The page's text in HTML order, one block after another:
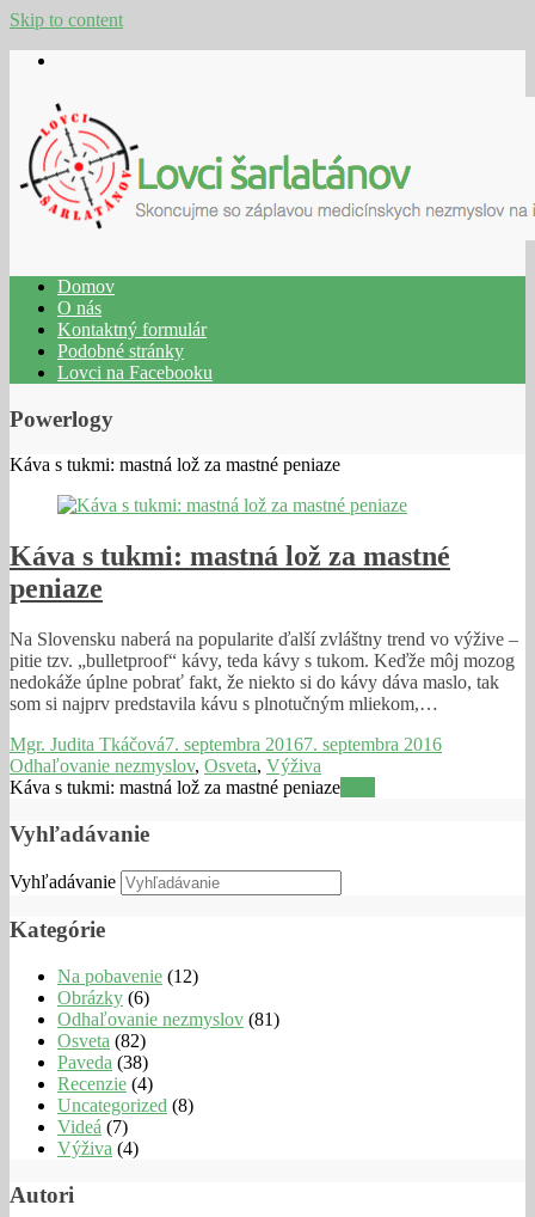
Skip to content
Domov
O nás
Kontaktný formulár
Podobné stránky
Lovci na Facebooku
Powerlogy
Káva s tukmi: mastná lož za mastné peniaze
Káva s tukmi: mastná lož za mastné
peniaze
Na Slovensku naberá na popularite ďalší zvláštny trend vo výžive –
pitie tzv. „bulletproof“ kávy, teda kávy s tukom. Keďže môj mozog
nedokáže úplne pobrať fakt, že niekto si do kávy dáva maslo, tak
som si najprv predstavila kávu s plnotučným mliekom,…
Mgr. Judita Tkáčová7. septembra 20167. septembra 2016
Odhaľovanie nezmyslov, Osveta, Výživa
Káva s tukmi: mastná lož za mastné peniaze
Vyhľadávanie
Vyhľadávanie
Kategórie
Na pobavenie (12)
Obrázky (6)
Odhaľovanie nezmyslov (81)
Osveta (82)
Paveda (38)
Recenzie (4)
Uncategorized (8)
Videá (7)
Výživa (4)
Autori